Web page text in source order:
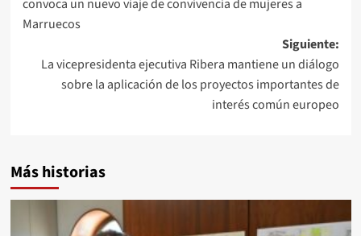
entradas
convoca un nuevo viaje de convivencia de mujeres a
Marruecos
Siguiente:
La vicepresidenta ejecutiva Ribera mantiene un diálogo
sobre la aplicación de los proyectos importantes de
interés común europeo
Más historias